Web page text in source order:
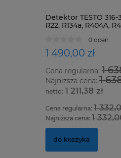
TESTO 316-3 na czynniki:
R404A, R410A, R507, R438A
1 638,36 zł
1 638,36 zł
1 332,00 zł
1 332,00 zł